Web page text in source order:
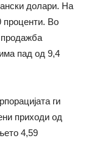
долари. На
проценти. Во
продажба
пад од 9,4
ги
приходи од
4,59